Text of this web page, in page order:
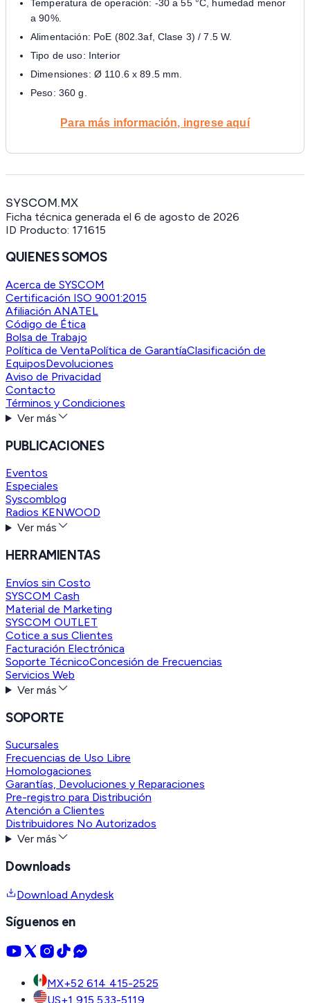
Temperatura de operación: -30 a 55 °C, humedad menor
a 90%.
Alimentación: PoE (802.3af, Clase 3) / 7.5 W.
Tipo de uso: Interior
Dimensiones: Ø 110.6 x 89.5 mm.
Peso: 360 g.
Para más información, ingrese aquí
SYSCOM.MX
Ficha técnica generada el 6 de agosto de 2026
ID Producto: 171615
QUIENES SOMOS
Acerca de SYSCOM
Certificación ISO 9001:2015
Afiliación ANATEL
Código de Ética
Bolsa de Trabajo
Política de VentaPolítica de GarantíaClasificación de
EquiposDevoluciones
Aviso de Privacidad
Contacto
Términos y Condiciones
Ver más
PUBLICACIONES
Eventos
Especiales
Syscomblog
Radios KENWOOD
Ver más
HERRAMIENTAS
Envíos sin Costo
SYSCOM Cash
Material de Marketing
SYSCOM OUTLET
Cotice a sus Clientes
Facturación Electrónica
Soporte TécnicoConcesión de Frecuencias
Servicios Web
Ver más
SOPORTE
Sucursales
Frecuencias de Uso Libre
Homologaciones
Garantías, Devoluciones y Reparaciones
Pre-registro para Distribución
Atención a Clientes
Distribuidores No Autorizados
Ver más
Downloads
Download Anydesk
Síguenos en
MX+52 614 415-2525
US+1 915 533-5119